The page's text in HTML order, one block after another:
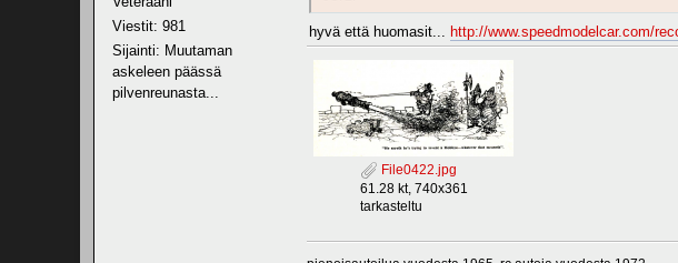
Viestit: 981
Sijainti: Muutaman
askeleen päässä
pilvenreunasta...
hyvä että huomasit... http://www.speedmodelcar.com/
File0422.jpg
61.28 kt, 740x361
tarkasteltu